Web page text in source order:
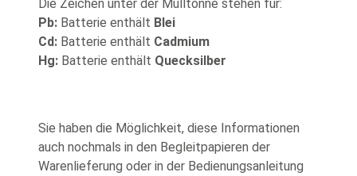
Die Zeichen unter der Mülltonne stehen für:
Pb: Batterie enthält Blei
Cd: Batterie enthält Cadmium
Hg: Batterie enthält Quecksilber
Sie haben die Möglichkeit, diese Informationen
auch nochmals in den Begleitpapieren der
Warenlieferung oder in der Bedienungsanleitung